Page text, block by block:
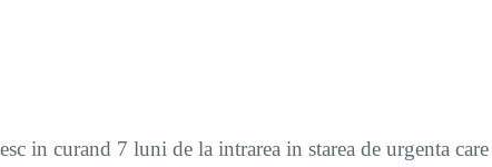
in curand 7 luni de la intrarea in starea de urgenta